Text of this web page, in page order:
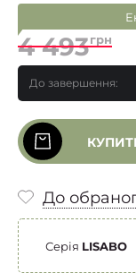
4 493грн
До завершення:
До
Серія LISABO